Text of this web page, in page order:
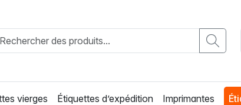
vierges Étiquettes d’expédition Imprimantes